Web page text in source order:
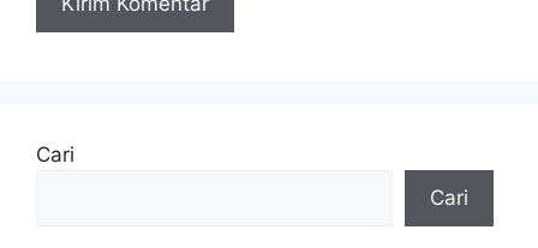
Cari
Cari